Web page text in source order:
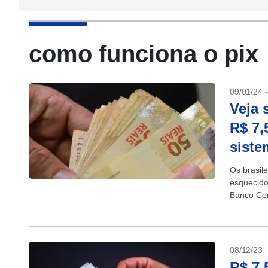
como funciona o pix
09/01/24
Veja
R$
Os
Banco
08/12/23